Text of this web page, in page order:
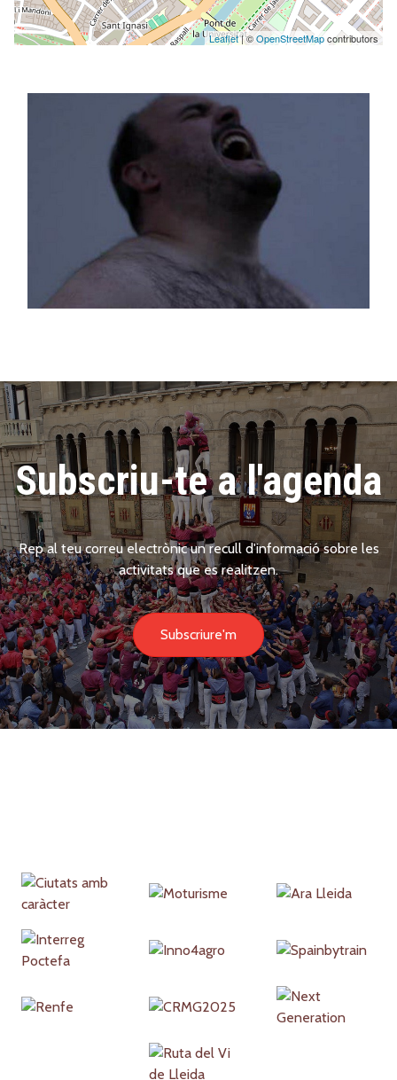
Leaflet| ©OpenStreetMapcontributors
Subscriu-te a l'agenda
Rep al teu correu electrònic un recull d'informació sobre les
activitats que es realitzen.
Subscriure'm
Partners